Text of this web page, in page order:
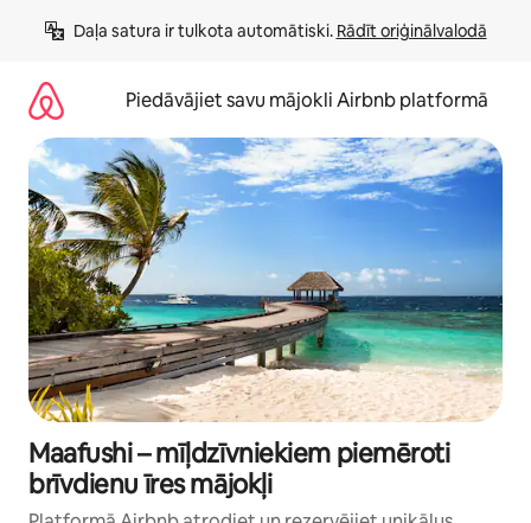
saturu
Daļa satura ir tulkota automātiski. Rādīt oriģinālvalodā
Piedāvājiet savu mājokli Airbnb platformā
Maafushi – mīļdzīvniekiem piemēroti
brīvdienu īres mājokļi